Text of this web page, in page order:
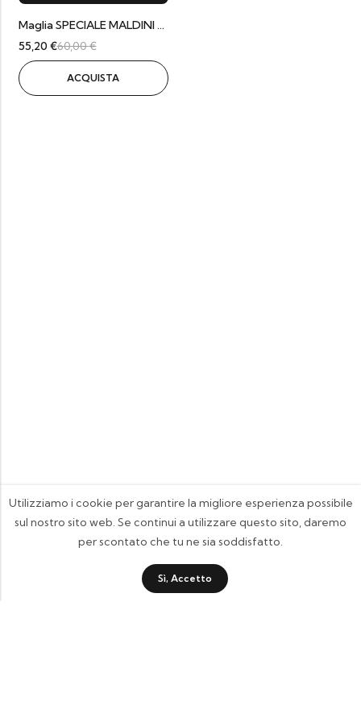
Maglia SPECIALE MALDINI – Home Milan 2009/10
55,20 €60,00€
ACQUISTA
Utilizziamo i cookie per garantire la migliore esperienza possibile
sul nostro sito web. Se continui a utilizzare questo sito, daremo
per scontato che tu ne sia soddisfatto.
Sì, Accetto